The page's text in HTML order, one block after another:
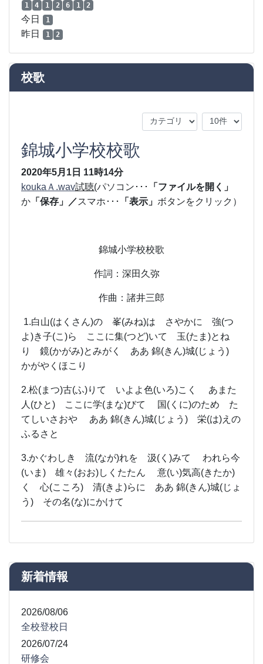
1 4 1 2 6 1 2
今日 1
昨日 1 2
校歌
錦城小学校校歌
2020年5月1日 11時14分
koukaＡ.wav試聴(パソコン･･･
「ファイルを開く」
か 「保存」／スマホ･･･ 「表示」 ボタンをクリック）
錦城小学校校歌
作詞：深田久弥
作曲：諸井三郎
1.白山(はくさん)の 峯(みね)は さやかに 強(つ
よ)き子(こ)ら ここに集(つど)いて 玉(たま)とね
り 鏡(かがみ)とみがく ああ 錦(きん)城(じょう)
かがやくほこり
2.松(まつ)古(ふ)りて いよよ色(いろ)こく あまた
人(ひと) ここに学(まな)びて 国(くに)のため た
てしいさおや ああ 錦(きん)城(じょう) 栄(は)えの
ふるさと
3.かぐわしき 流(なが)れを 汲(く)みて われら今
(いま) 雄々(おお)しくたたん 意(い)気高(きたか)
く 心(こころ) 清(きよ)らに ああ 錦(きん)城(じょ
う) その名(な)にかけて
新着情報
2026/08/06
全校登校日
2026/07/24
研修会